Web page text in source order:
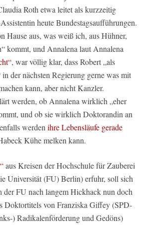
Roth etwa leitet als kurzzeitig
heute Bundestagsaufführungen.
Hause aus, was weiß ich, aus Hühner,
kommt, und Annalena laut Annalena
, war völlig klar, dass Robert „als
der nächsten Regierung gerne was mit
kann, aber nicht Kanzler.
werden, ob Annalena wirklich „eher
und ob sie wirklich Doktorandin an
werdenihre Lebensläufe gerade
Kühe melken kann.
aus Kreisen der Hochschule für Zauberei
Universität (FU) Berlin) erfuhr, soll sich
der FU nach langem Hickhack nun doch
Doktortitels von Franziska Giffey (SPD-
) Radikalenförderung und Gedöns)